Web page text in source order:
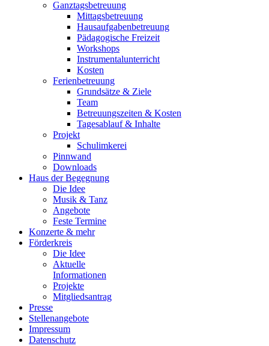
Ganztagsbetreuung
Mittagsbetreuung
Hausaufgabenbetreuung
Pädagogische Freizeit
Workshops
Instrumentalunterricht
Kosten
Ferienbetreuung
Grundsätze & Ziele
Team
Betreuungszeiten & Kosten
Tagesablauf & Inhalte
Projekt
Schulimkerei
Pinnwand
Downloads
Haus der Begegnung
Die Idee
Musik & Tanz
Angebote
Feste Termine
Konzerte & mehr
Förderkreis
Die Idee
Aktuelle
Informationen
Projekte
Mitgliedsantrag
Presse
Stellenangebote
Impressum
Datenschutz